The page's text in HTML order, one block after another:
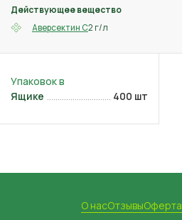
Действующее вещество
Аверсектин С2 г/л
Ящике 400 шт
О насОтзывыОферта